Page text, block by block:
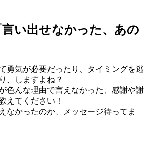
言い出せなかった、あの
勇気が必要だったり、タイミングを逃
、しますよね？
色んな理由で言えなかった、感謝や謝
えてください！
なかったのか、メッセージ待ってま